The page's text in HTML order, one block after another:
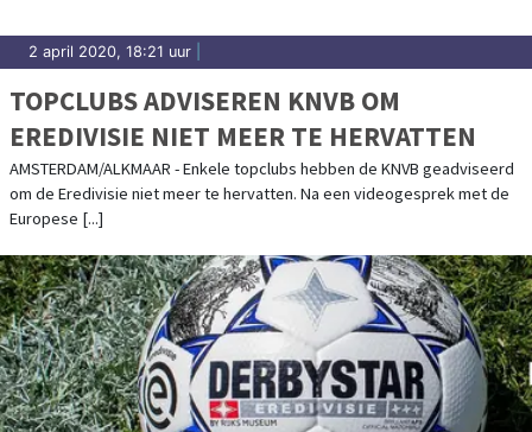
2 april 2020, 18:21 uur
TOPCLUBS ADVISEREN KNVB OM
EREDIVISIE NIET MEER TE HERVATTEN
AMSTERDAM/ALKMAAR - Enkele topclubs hebben de KNVB geadviseerd
om de Eredivisie niet meer te hervatten. Na een videogesprek met de
Europese [...]